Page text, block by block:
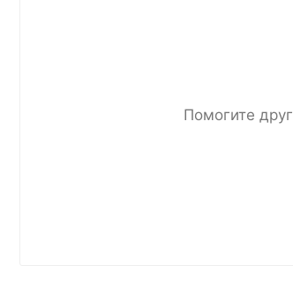
Помогите